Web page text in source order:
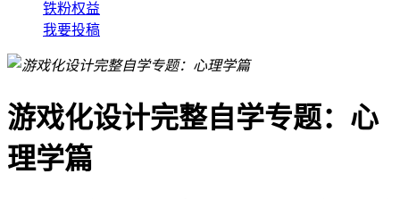
铁粉权益
我要投稿
游戏化设计完整自学专题：心
理学篇